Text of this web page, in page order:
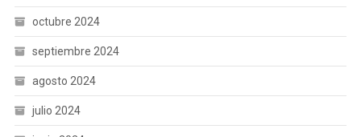
octubre 2024
septiembre 2024
agosto 2024
julio 2024